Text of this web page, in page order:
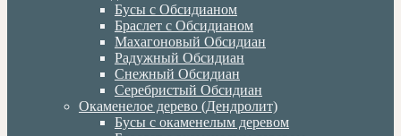
Бусы с Обсидианом
Браслет с Обсидианом
Махагоновый Обсидиан
Радужный Обсидиан
Снежный Обсидиан
Серебристый Обсидиан
Окаменелое дерево (Дендролит)
Бусы с окаменелым деревом